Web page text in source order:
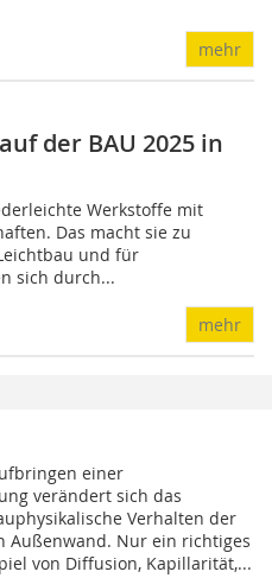
mehr
der BAU 2025 in
Werkstoffe mit
Das macht sie zu
und für
sich durch...
mehr
einer
verändert sich das
Verhalten der
Außenwand. Nur ein richtiges
von Diffusion, Kapillarität,...